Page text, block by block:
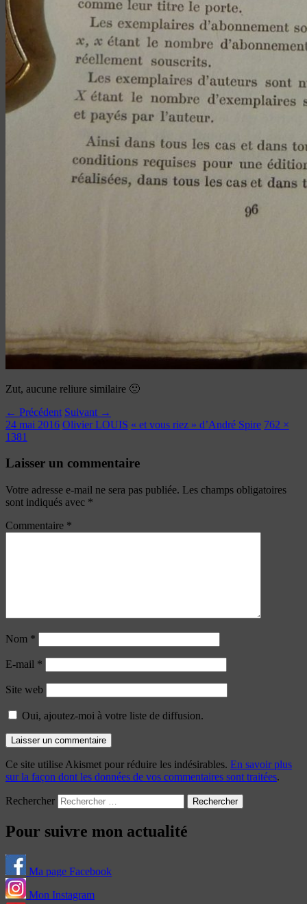
Zut, aucune reliure similaire 🙁
← Précédent Suivant →
24 mai 2016 Olivier LOUIS « et vous riez » d’André Spire 762 ×
1381
Laisser un commentaire
Votre adresse e-mail ne sera pas publiée. Les champs obligatoires
sont indiqués avec *
Commentaire *
Nom *
E-mail *
Site web
Oui, ajoutez-moi à votre liste de diffusion.
Ce site utilise Akismet pour réduire les indésirables. En savoir plus
sur la façon dont les données de vos commentaires sont traitées.
Rechercher
Pour suivre mon actualité
Ma page Facebook
Mon Instagram